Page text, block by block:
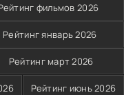
фильмов 2026
Рейтинг январь 2026
Рейтинг март 2026
Рейтинг июнь 2026